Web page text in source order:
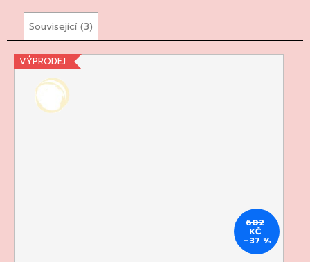
Související (3)
VÝPRODEJ
602
KČ
–37 %
CANTINE
TORRESELLA
255
Kč